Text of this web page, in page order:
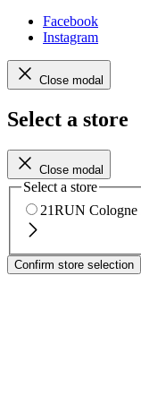
Facebook
Instagram
Close modal
Select a store
Close modal
Select a store
21RUN Cologne
Confirm store selection